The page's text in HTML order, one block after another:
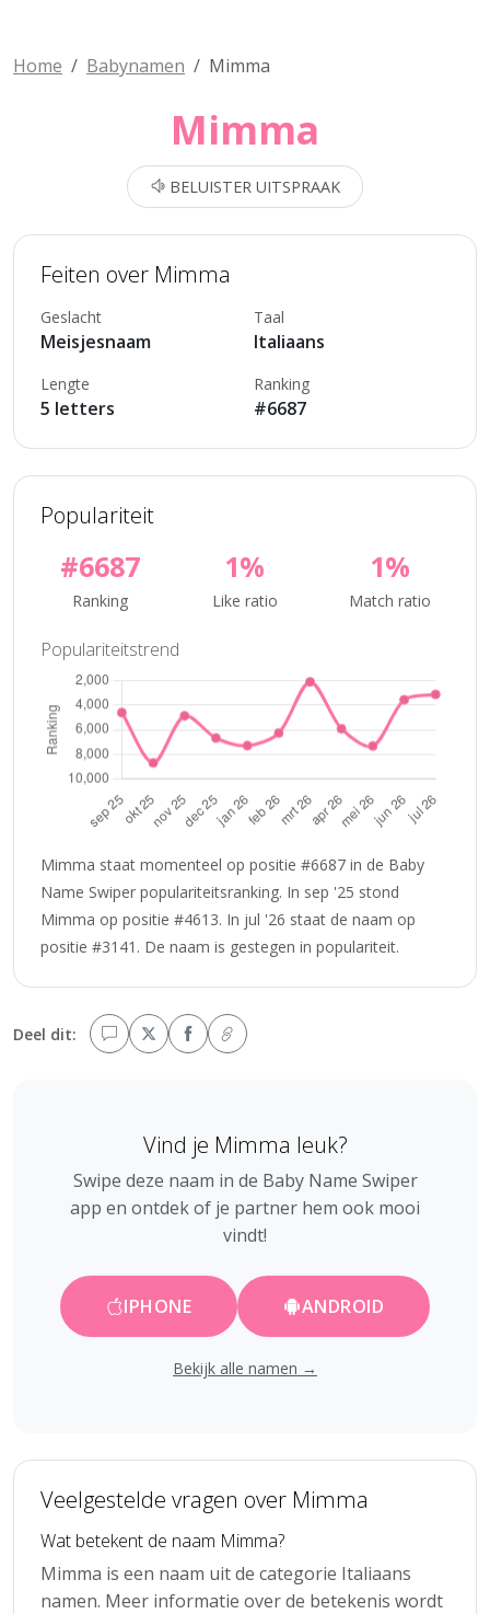
Home Babynamen Mimma
Mimma
BELUISTER UITSPRAAK
Feiten over Mimma
Geslacht
Meisjesnaam
Taal
Italiaans
Lengte
5 letters
Ranking
#6687
Populariteit
#6687
Ranking
1%
Like ratio
1%
Match ratio
Populariteitstrend
Mimma staat momenteel op positie #6687 in de Baby
Name Swiper populariteitsranking. In sep '25 stond
Mimma op positie #4613. In jul '26 staat de naam op
positie #3141. De naam is gestegen in populariteit.
Deel dit:
Vind je Mimma leuk?
Swipe deze naam in de Baby Name Swiper
app en ontdek of je partner hem ook mooi
vindt!
IPHONE ANDROID
Bekijk alle namen →
Veelgestelde vragen over Mimma
Wat betekent de naam Mimma?
Mimma is een naam uit de categorie Italiaans
namen. Meer informatie over de betekenis wordt